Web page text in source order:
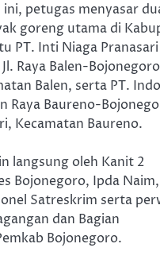
ini, petugas menyasar
goreng utama di
PT. Inti Niaga Pranasari
Raya Balen-
Balen, serta PT.
Raya Baureno-
Kecamatan Baureno.
langsung oleh Kanit 2
Bojonegoro, Ipda Naim,
Satreskrim serta
dan Bagian
Bojonegoro.